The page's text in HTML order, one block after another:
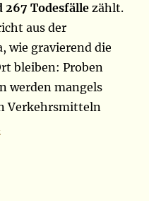
267 Todesfälle zählt.
aus der
wie gravierend die
bleiben: Proben
werden mangels
Verkehrsmitteln